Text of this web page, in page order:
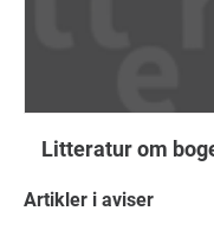
Litteratur om
Artikler i aviser